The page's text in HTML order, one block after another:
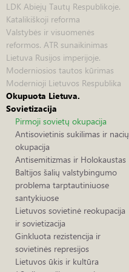
LDK Abiejų Tautų Respublikoje.
Katalikiškoji reforma
Valstybės ir visuomenės
reformos. ATR sunaikinimas
Lietuva Rusijos imperijoje.
Moderniosios tautos kūrimas
Modernioji Lietuvos Respublika
Okupuota Lietuva.
Sovietizacija
Pirmoji sovietų okupacija
Antisovietinis sukilimas ir nacių
okupacija
Antisemitizmas ir Holokaustas
Baltijos šalių valstybingumo
problema tarptautiniuose
santykiuose
Lietuvos sovietinė reokupacija
ir sovietizacija
Ginkluota rezistencija ir
sovietinės represijos
Lietuvos ūkis ir kultūra